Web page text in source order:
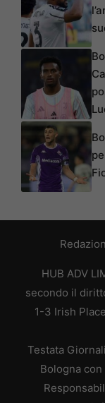
HUB ADV
secondo il
1-3 Irish
Testata
Bologna